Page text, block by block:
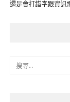
還是會打錯字跟資訊